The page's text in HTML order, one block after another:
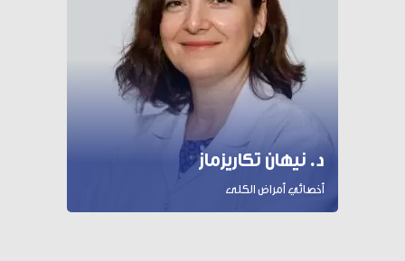
د. نيهان تكاريزماز
أخصائي أمراض الكلى